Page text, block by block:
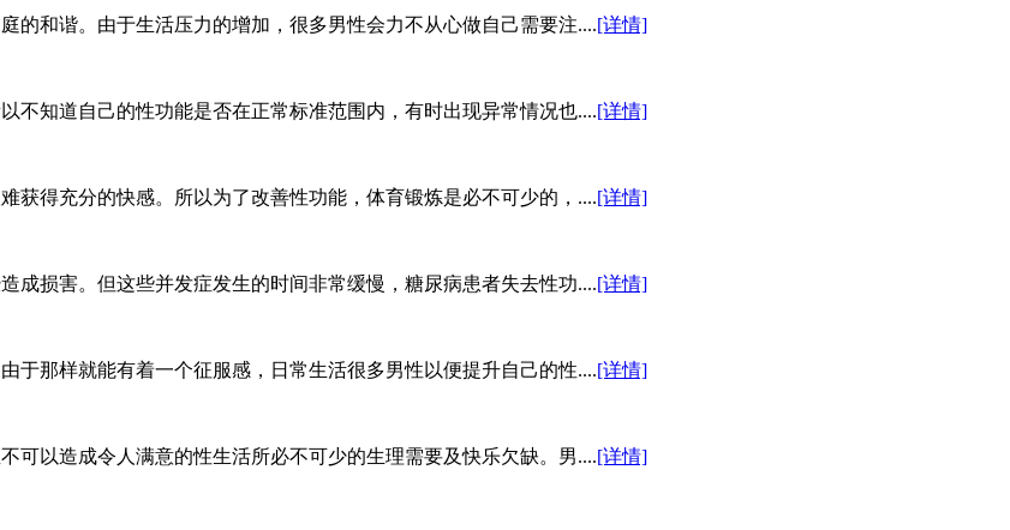
的和谐。由于生活压力的增加，很多男性会力不从心做自己需要注....[详情]
不知道自己的性功能是否在正常标准范围内，有时出现异常情况也....[详情]
获得充分的快感。所以为了改善性功能，体育锻炼是必不可少的，....[详情]
成损害。但这些并发症发生的时间非常缓慢，糖尿病患者失去性功....[详情]
于那样就能有着一个征服感，日常生活很多男性以便提升自己的性....[详情]
可以造成令人满意的性生活所必不可少的生理需要及快乐欠缺。男....[详情]